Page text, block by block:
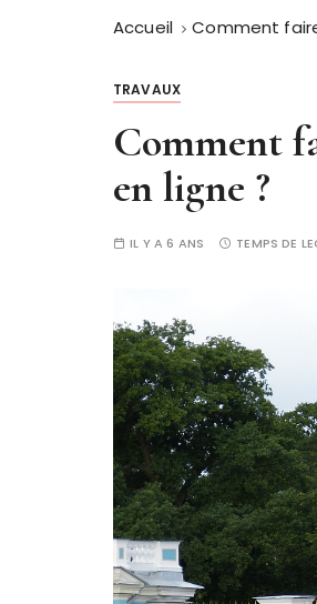
Accueil Comment
TRAVAUX
Comment
en ligne ?
IL Y A 6 ANS TEMPS DE